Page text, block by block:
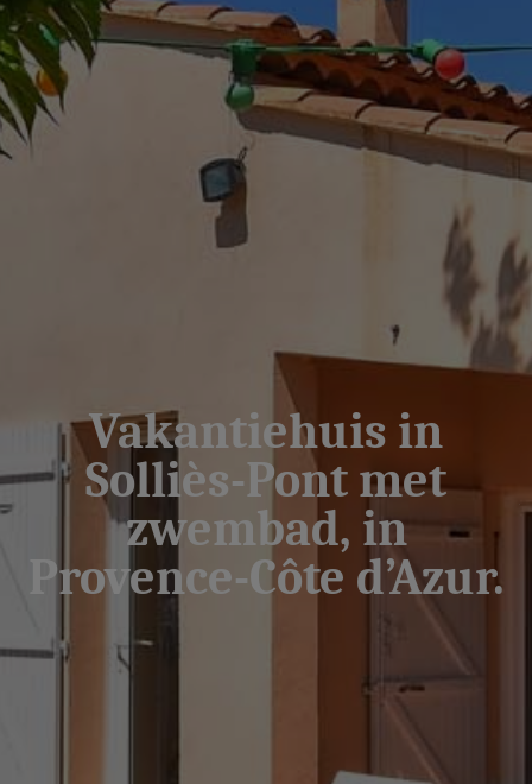
Vakantiehuis in
Solliès-Pont met
zwembad, in
Provence-Côte d’Azur.